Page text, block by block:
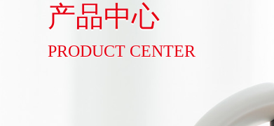
产品中心
PRODUCT CENTER